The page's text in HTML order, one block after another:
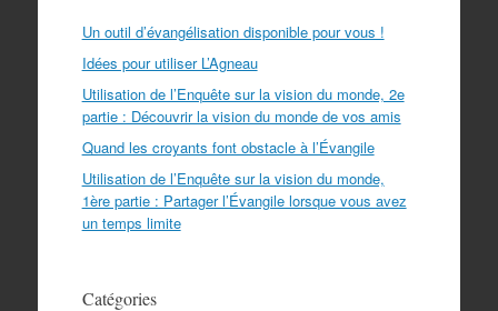
Un outil d’évangélisation disponible pour vous !
Idées pour utiliser L’Agneau
Utilisation de l’Enquête sur la vision du monde, 2e
partie : Découvrir la vision du monde de vos amis
Quand les croyants font obstacle à l’Évangile
Utilisation de l’Enquête sur la vision du monde,
1ère partie : Partager l’Évangile lorsque vous avez
un temps limite
Catégories